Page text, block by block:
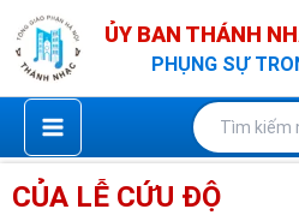
Nhảy
tới
nội
dung
ỦY BAN THÁNH
PHỤNG SỰ
CỦA LỄ CỨU ĐỘ